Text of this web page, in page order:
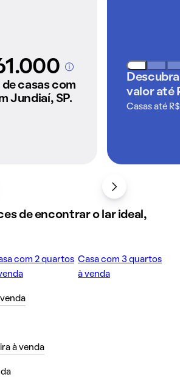
A partir dos imóveis
casas com
Jundiaí, SP.
valor até
Casas até
de encontrar o lar ideal,
com 2 quartos Casa com 3 quartos
à venda
à venda